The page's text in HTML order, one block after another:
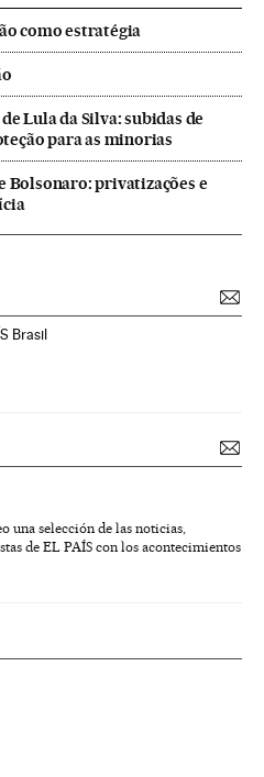
como estratégia
Lula da Silva: subidas de
para as minorias
Bolsonaro: privatizações e
Brasil
una selección de las noticias,
de EL PAÍS con los acontecimientos